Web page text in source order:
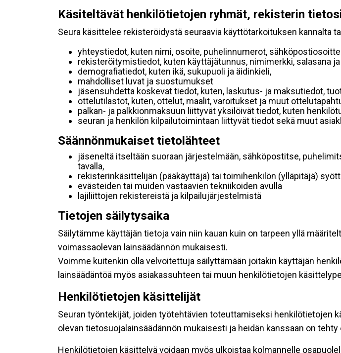
Käsiteltävät henkilötietojen ryhmät, rekisterin
Seura käsittelee rekisteröidystä seuraavia käyttötarkoituksen kannalta
yhteystiedot, kuten nimi, osoite, puhelinnumerot,
rekisteröitymistiedot, kuten käyttäjätunnus, nimimerkki, salasana
demografiatiedot, kuten ikä, sukupuoli ja äidinkieli,
mahdolliset luvat ja suostumukset
jäsensuhdetta koskevat tiedot, kuten, laskutus- ja maksutiedot,
ottelutilastot, kuten, ottelut, maalit, varoitukset ja muut
palkan- ja palkkionmaksuun liittyvät yksilöivät tiedot, kuten
seuran ja henkilön kilpailutoimintaan liittyvät tiedot sekä muut
Säännönmukaiset tietolähteet
jäseneltä itseltään suoraan järjestelmään, sähköpostitse,
tavalla,
rekisterinkäsittelijän (pääkäyttäjä) tai toimihenkilön (ylläpitäjä)
evästeiden tai muiden vastaavien tekniikoiden avulla
lajiliittojen rekistereistä ja kilpailujärjestelmistä
Tietojen säilytysaika
Säilytämme käyttäjän tietoja vain niin kauan kuin on tarpeen yllä
voimassaolevan lainsäädännön mukaisesti.
Voimme kuitenkin olla velvoitettuja säilyttämään joitakin käyttäjän
lainsäädäntöä myös asiakassuhteen tai muun henkilötietojen
Henkilötietojen käsittelijät
Seuran työntekijät, joiden työtehtävien toteuttamiseksi henkilötietojen
olevan tietosuojalainsäädännön mukaisesti ja heidän kanssaan on
Henkilötietojen käsittelyä voidaan myös ulkoistaa kolmannelle